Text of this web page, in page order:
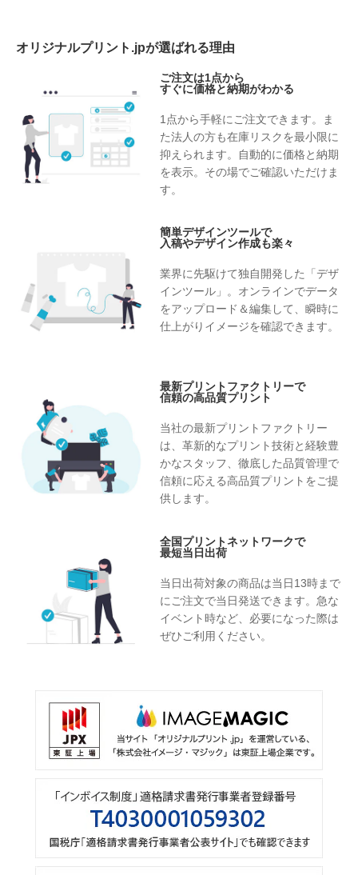
オリジナルプリント.jpが選ばれる理由
ご注文は1点から
すぐに価格と納期がわかる
1点から手軽にご注文できます。ま
た法人の方も在庫リスクを最小限に
抑えられます。自動的に価格と納期
を表示。その場でご確認いただけま
す。
簡単デザインツールで
入稿やデザイン作成も楽々
業界に先駆けて独自開発した「デザ
インツール」。オンラインでデータ
をアップロード＆編集して、瞬時に
仕上がりイメージを確認できます。
最新プリントファクトリーで
信頼の高品質プリント
当社の最新プリントファクトリー
は、革新的なプリント技術と経験豊
かなスタッフ、徹底した品質管理で
信頼に応える高品質プリントをご提
供します。
全国プリントネットワークで
最短当日出荷
当日出荷対象の商品は当日13時まで
にご注文で当日発送できます。急な
イベント時など、必要になった際は
ぜひご利用ください。